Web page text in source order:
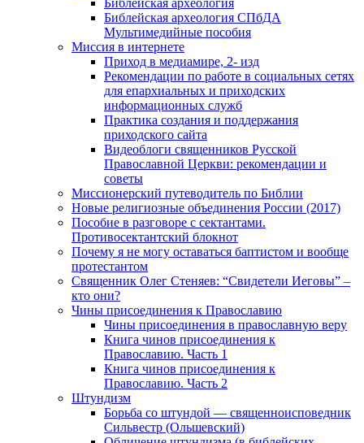
Библейская археология
Библейская археология СПбДА
Мультимедийные пособия
Миссия в интернете
Приход в медиамире, 2- изд
Рекомендации по работе в социальных сетях
для епархиальных и приходских
информационных служб
Практика создания и поддержания
приходского сайта
Видеоблоги священников Русской
Православной Церкви: рекомендации и
советы
Миссионерский путеводитель по Библии
Новые религиозные объединения России (2017)
Пособие в разговоре с сектантами.
Противосектантский блокнот
Почему я не могу оставаться баптистом и вообще
протестантом
Священник Олег Стеняев: “Свидетели Иеговы” –
кто они?
Чины присоединения к Православию
Чины присоединения в православную веру
Книга чинов присоединения к
Православию. Часть 1
Книга чинов присоединения к
Православию. Часть 2
Штундизм
Борьба со штундой — священноисповедник
Сильвестр (Ольшевский)